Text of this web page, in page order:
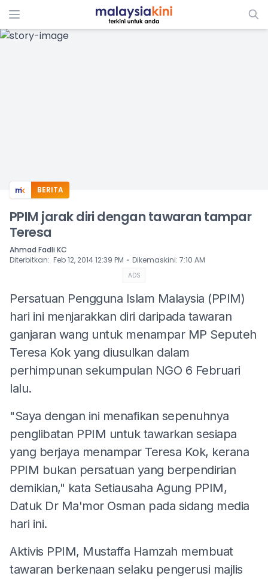
ADS
BERITA
PPIM jarak diri dengan tawaran tampar
Teresa
Ahmad Fadli KC
Diterbitkan: Feb 12, 2014 12:39 PM ⋅ Dikemaskini: 7:10 AM
ADS
Persatuan Pengguna Islam Malaysia (PPIM)
hari ini menjarakkan diri daripada tawaran
ganjaran wang untuk menampar MP Seputeh
Teresa Kok yang diusulkan dalam
perhimpunan sekumpulan NGO 6 Februari
lalu.
"Saya dengan ini menafikan sepenuhnya
penglibatan PPIM untuk tawarkan sesiapa
yang berjaya menampar Teresa Kok, kerana
PPIM bukan persatuan yang berpendirian
demikian," kata Setiausaha Agung PPIM,
Datuk Dr Ma'mor Osman pada sidang media
hari ini.
Aktivis PPIM, Mustaffa Hamzah membuat
tawaran berkenaan selaku pengerusi majlis